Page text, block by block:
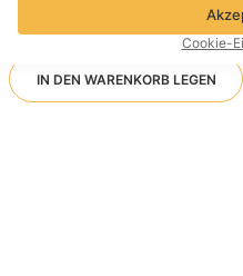
IN DEN WARENKORB LEGEN
Cookie-